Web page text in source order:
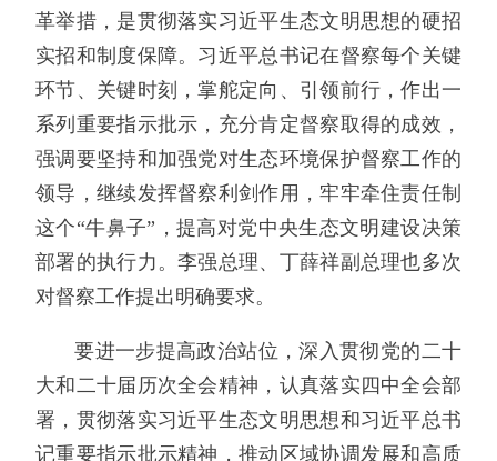
革举措，是贯彻落实习近平生态文明思想的硬招
实招和制度保障。习近平总书记在督察每个关键
环节、关键时刻，掌舵定向、引领前行，作出一
系列重要指示批示，充分肯定督察取得的成效，
强调要坚持和加强党对生态环境保护督察工作的
领导，继续发挥督察利剑作用，牢牢牵住责任制
这个“牛鼻子”，提高对党中央生态文明建设决策
部署的执行力。李强总理、丁薛祥副总理也多次
对督察工作提出明确要求。
要进一步提高政治站位，深入贯彻党的二十
大和二十届历次全会精神，认真落实四中全会部
署，贯彻落实习近平生态文明思想和习近平总书
记重要指示批示精神，推动区域协调发展和高质